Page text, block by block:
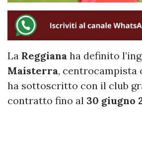
La Reggiana ha definito
Maisterra, centrocampista
ha sottoscritto con il club
contratto fino al 30 giugno